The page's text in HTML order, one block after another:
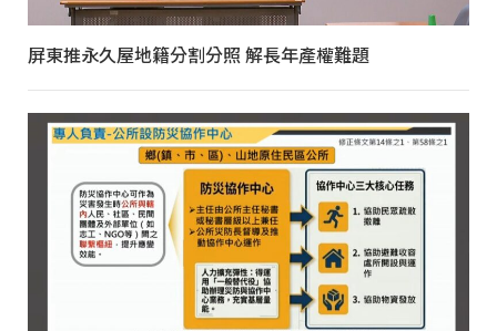
屏東推永久屋地籍分割分照 解長年產權難題